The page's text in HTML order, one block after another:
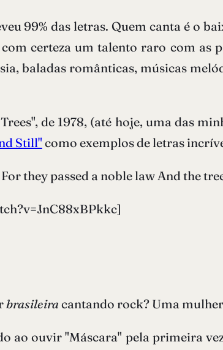
99% das letras. Quem canta é o
certeza um talento raro com as
baladas românticas, músicas
de 1978, (até hoje, uma das
Still" como exemplos de letras
they passed a noble law And the
brasileiracantando rock? Uma
ao ouvir "Máscara" pela primeira